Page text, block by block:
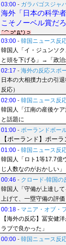
03:00 - ガラパゴスジャ
海外「日本の科学
こそノーベル賞だろ
03:00 - 韓国ニュース反
韓国人「イ・ジュンソ
と頭を下げる」→「政治
02:17 - 海外の反応スポ
日本の大相撲力士の引
反応）
02:00 - 韓国ニュース反
韓国人「江南の産後ケ
と話題に
01:00 - ポーランドボー
【ポーランド】ポー
01:00 - 韓国ニュース反
韓国人「ロト1等17.7
じ人数なのがおかしい」
00:46 - クロード-韓国の
韓国人「守備が上達し
上げて、一塁守備の評
00:18 - マニア・オブ・
【海外の反応】冨安健
ラブで良かった」
00:00 - 韓国ニュース反